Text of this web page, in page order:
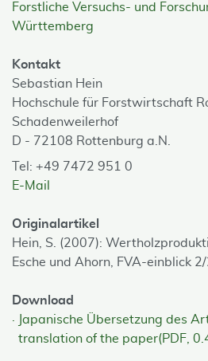
Forstliche Versuchs- und
Württemberg
Kontakt
Sebastian Hein
Hochschule für Forstwirtschaft
Schadenweilerhof
D - 72108 Rottenburg a.N.
Tel: +49 7472 951 0
E-Mail
Originalartikel
Hein, S. (2007):
Esche und Ahorn, FVA-einblick 2/
Download
Japanische Übersetzung des
translation of the paper(PDF,